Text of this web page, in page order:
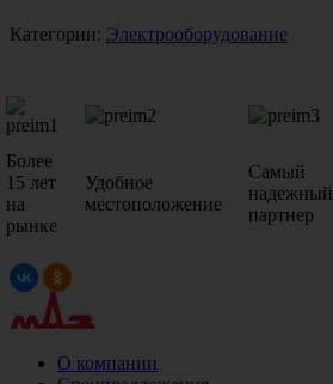
Категории: Электрооборудование
Более
15 лет
на
рынке
Удобное
местоположение
Самый
надежный
партнер
О компании